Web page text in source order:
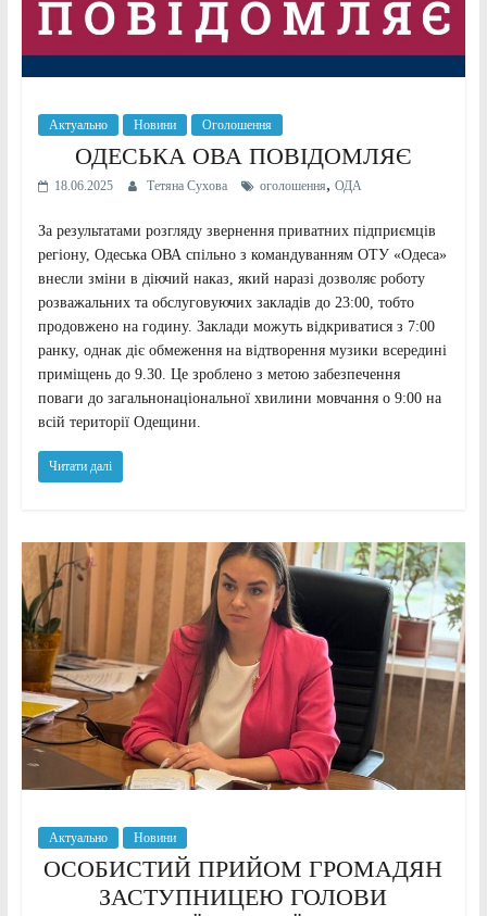
Актуально Новини Оголошення
ОДЕСЬКА ОВА ПОВІДОМЛЯЄ
18.06.2025 Тетяна Сухова оголошення, ОДА
За результатами розгляду звернення приватних підприємців
регіону, Одеська ОВА спільно з командуванням ОТУ «Одеса»
внесли зміни в діючий наказ, який наразі дозволяє роботу
розважальних та обслуговуючих закладів до 23:00, тобто
продовжено на годину. Заклади можуть відкриватися з 7:00
ранку, однак діє обмеження на відтворення музики всередині
приміщень до 9.30. Це зроблено з метою забезпечення
поваги до загальнонаціональної хвилини мовчання о 9:00 на
всій території Одещини.
Читати далі
Актуально Новини
ОСОБИСТИЙ ПРИЙОМ ГРОМАДЯН
ЗАСТУПНИЦЕЮ ГОЛОВИ